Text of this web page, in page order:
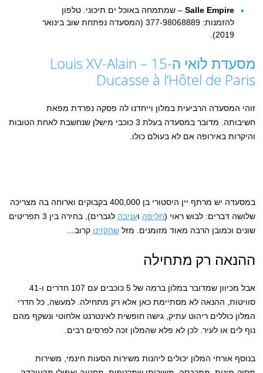
Salle Empire– שמתמחה באוכל ים תיכוני. טלפון
להזמנות: 377-98068889 (המסעדה נפתחת שוב בינואר
2019).
מסעדת לואי ה-15 – Louis XV-Alain
Ducasse à l’Hôtel de Paris
זוהי המסעדה הרביעית במלון וייחדנו לה פסקה נפרדת מפאת
חשיבותה. מדובר במסעדה בעלת 3 כוכבי מישלן שנחשבת לאחת הטובות
והיקרות באירופה אם לא בעולם כולו.
במסעדה יש מרתף יין היסטורי בן 400,000 בקבוקים וארוחה בה מצריכה
שלושה דברים: לבוש ראוי (חליפה ועניבה
לגברים), בחירה בין 3 תפריטים
שונים וכמובן הרבה מאוד מזומנים. מזלשהקזינו קרוב…
ההנאה רק מתחילה
אבל מכיוון שמדובר במלון ברמה של 5 כוכבים עם 107 חדרים ו-41
סוויטות, ההנאה לא מסתיימת כאן אלא רק מתחילה. למעשה, כל חדרי
המלון כוללים ריהוט עתיק, גישה חופשית לאינטרנט אלחוטי ונשקף מהם
נוף לים או לעיר. לכן לא פלא שהמלון זכה לפרסים רבים.
בנוסף אורחי המלון יכולים ליהנות משירות הסעות חינמי, משירות